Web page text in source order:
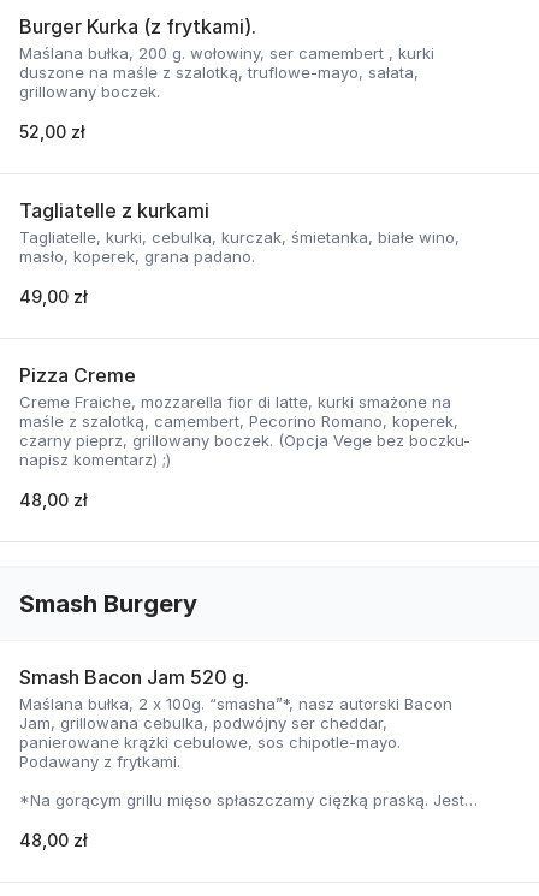
Burger Kurka (z frytkami).
Maślana bułka, 200 g. wołowiny, ser camembert , kurki
duszone na maśle z szalotką, truflowe-mayo, sałata,
grillowany boczek.
52,00 zł
Tagliatelle z kurkami
Tagliatelle, kurki, cebulka, kurczak, śmietanka, białe wino,
masło, koperek, grana padano.
49,00 zł
Pizza Creme
Creme Fraiche, mozzarella fior di latte, kurki smażone na
maśle z szalotką, camembert, Pecorino Romano, koperek,
czarny pieprz, grillowany boczek. (Opcja Vege bez boczku-
napisz komentarz) ;)
48,00 zł
Smash Burgery
Smash Bacon Jam 520 g.
Maślana bułka, 2 x 100g. “smasha”*, nasz autorski Bacon
Jam, grillowana cebulka, podwójny ser cheddar,
panierowane krążki cebulowe, sos chipotle-mayo.
Podawany z frytkami.
*Na gorącym grillu mięso spłaszczamy ciężką praską. Jest
temperaturze, zyskuje jednocześnie chrupiąca skorupkę i
48,00 zł